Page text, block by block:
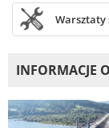
Warsztaty
INFORMACJE